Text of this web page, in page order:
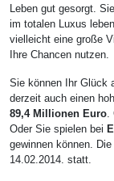
Leben gut gesorgt.
im totalen Luxus
vielleicht eine große
Ihre Chancen nutzen.
Sie können Ihr Glück
derzeit auch einen
89,4 Millionen Euro.
Oder Sie spielen bei
gewinnen können.
14.02.2014. statt.